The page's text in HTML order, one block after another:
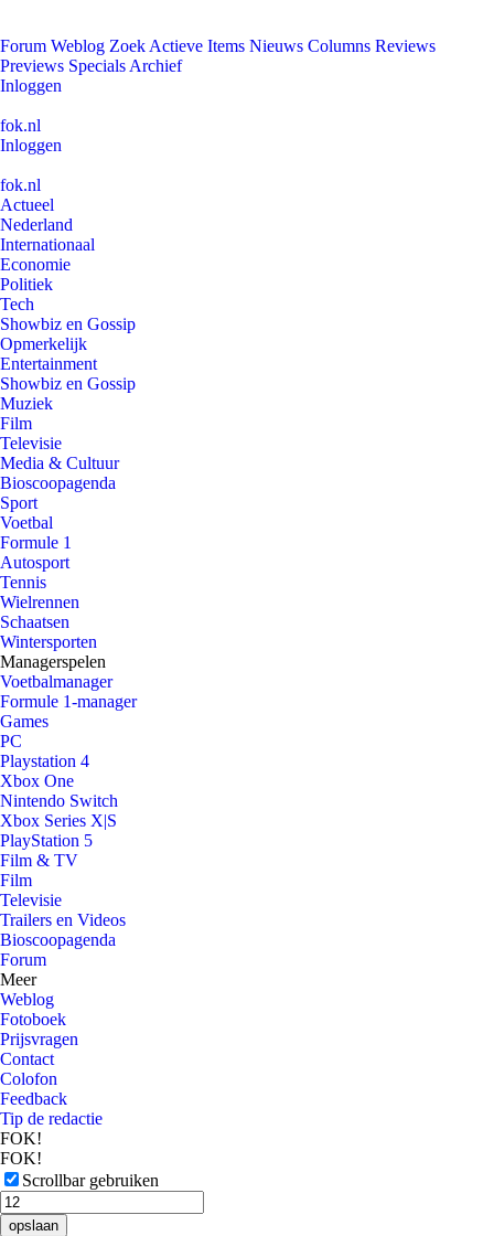
Forum Weblog Zoek Actieve Items Nieuws Columns Reviews
Previews Specials Archief
Inloggen
fok.nl
Inloggen
fok.nl
Actueel
Nederland
Internationaal
Economie
Politiek
Tech
Showbiz en Gossip
Opmerkelijk
Entertainment
Showbiz en Gossip
Muziek
Film
Televisie
Media & Cultuur
Bioscoopagenda
Sport
Voetbal
Formule 1
Autosport
Tennis
Wielrennen
Schaatsen
Wintersporten
Managerspelen
Voetbalmanager
Formule 1-manager
Games
PC
Playstation 4
Xbox One
Nintendo Switch
Xbox Series X|S
PlayStation 5
Film & TV
Film
Televisie
Trailers en Videos
Bioscoopagenda
Forum
Meer
Weblog
Fotoboek
Prijsvragen
Contact
Colofon
Feedback
Tip de redactie
FOK!
FOK!
Scrollbar gebruiken
opslaan